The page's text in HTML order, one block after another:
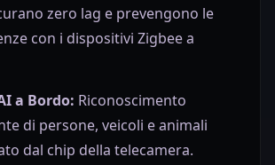
zero lag e prevengono le
con i dispositivi Zigbee a
a Bordo: Riconoscimento
di persone, veicoli e animali
dal chip della telecamera.